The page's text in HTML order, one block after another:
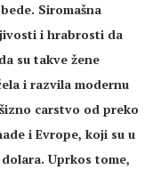
Siromašna
i hrabrosti da
su takve žene
i razvila modernu
carstvo od preko
i Evrope, koji su u
Uprkos tome,